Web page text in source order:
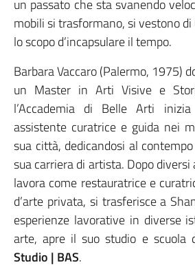
un passato che sta svanendo
mobili si trasformano, si vestono
lo scopo d’incapsulare il tempo.
Barbara Vaccaro (Palermo, 1975)
un Master in Arti Visive e
l’Accademia di Belle Arti
assistente curatrice e guida nei
sua città, dedicandosi al
sua carriera di artista. Dopo
lavora come restauratrice e
d’arte privata, si trasferisce a
esperienze lavorative in diverse
arte, apre il suo studio e scuola
Studio | BAS.